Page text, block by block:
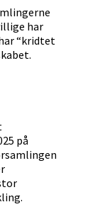
har
“kridtet
på